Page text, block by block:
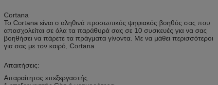
Cortana
Το Cortana είναι ο αληθινά προσωπικός ψηφιακός βοηθός σας που
απασχολείται σε όλα τα παράθυρά σας σε 10 συσκευές για να σας
βοηθήσει να πάρετε τα πράγματα γίνοντα. Με να μάθει περισσότεροι
για σας με τον καιρό, Cortana
Απαιτήσεις:
Απαραίτητος επεξεργαστής